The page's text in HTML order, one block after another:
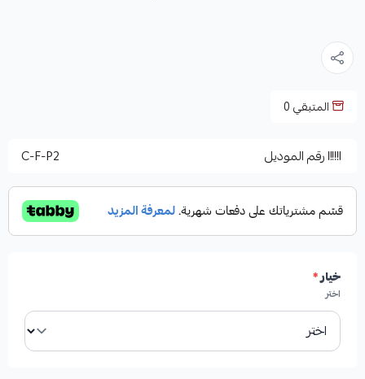
المتبقي0
رقم الموديل C-F-P2
خيار*
اختر